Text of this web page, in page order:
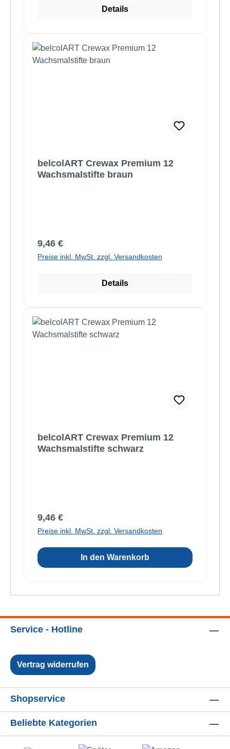
Details
belcolART Crewax Premium 12
Wachsmalstifte braun
Regulärer Preis:
9,46 €
Preise inkl. MwSt. zzgl. Versandkosten
Details
belcolART Crewax Premium 12
Wachsmalstifte schwarz
Regulärer Preis:
9,46 €
Preise inkl. MwSt. zzgl. Versandkosten
In den Warenkorb
Service - Hotline
Vertrag widerrufen
Shopservice
Beliebte Kategorien